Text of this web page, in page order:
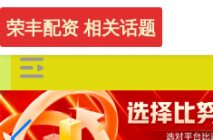
荣丰配资 相关话题